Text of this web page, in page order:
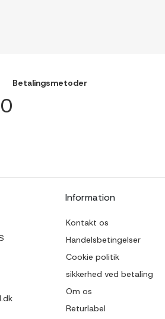
Betalingsmetoder
Information
Kontakt os
Handelsbetingelser
Cookie politik
sikkerhed ved betaling
Om os
Returlabel